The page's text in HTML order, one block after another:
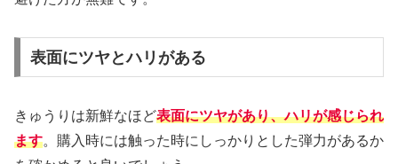
表面にツヤとハリがある
きゅうりは新鮮なほど表面にツヤがあり、ハリが感じられ
ます。購入時には触った時にしっかりとした弾力があるか